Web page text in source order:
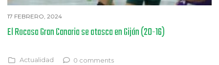
17 FEBRERO, 2024
El Rocasa Gran Canaria se atasca en Gijón (20-16)
Actualidad 0 comments